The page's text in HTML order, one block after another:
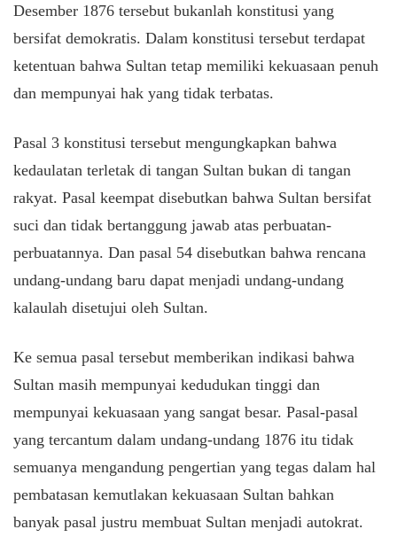
Desember 1876 tersebut bukanlah konstitusi yang
bersifat demokratis. Dalam konstitusi tersebut terdapat
ketentuan bahwa Sultan tetap memiliki kekuasaan penuh
dan mempunyai hak yang tidak terbatas.
Pasal 3 konstitusi tersebut mengungkapkan bahwa
kedaulatan terletak di tangan Sultan bukan di tangan
rakyat. Pasal keempat disebutkan bahwa Sultan bersifat
suci dan tidak bertanggung jawab atas perbuatan-
perbuatannya. Dan pasal 54 disebutkan bahwa rencana
undang-undang baru dapat menjadi undang-undang
kalaulah disetujui oleh Sultan.
Ke semua pasal tersebut memberikan indikasi bahwa
Sultan masih mempunyai kedudukan tinggi dan
mempunyai kekuasaan yang sangat besar. Pasal-pasal
yang tercantum dalam undang-undang 1876 itu tidak
semuanya mengandung pengertian yang tegas dalam hal
pembatasan kemutlakan kekuasaan Sultan bahkan
banyak pasal justru membuat Sultan menjadi autokrat.